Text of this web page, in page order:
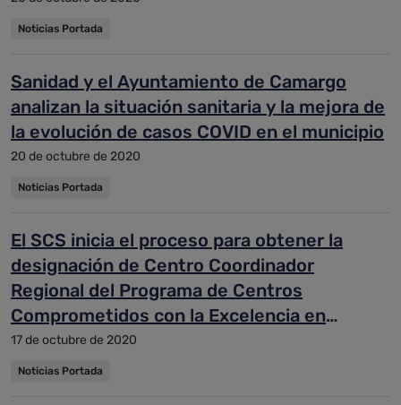
Noticias Portada
Sanidad y el Ayuntamiento de Camargo
analizan la situación sanitaria y la mejora de
la evolución de casos COVID en el municipio
20 de octubre de 2020
Noticias Portada
El SCS inicia el proceso para obtener la
designación de Centro Coordinador
Regional del Programa de Centros
Comprometidos con la Excelencia en
Cuidados
17 de octubre de 2020
Noticias Portada